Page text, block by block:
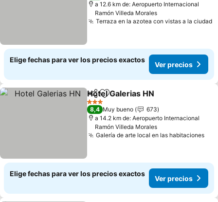
a 12.6 km de: Aeropuerto Internacional
Ramón Villeda Morales
Terraza en la azotea con vistas a la ciudad
Elige fechas para ver los precios exactos
Ver precios
CompartirAgregar a favoritos
Hotel Galerias HN
3 Estrellas
8,4 Muy bueno
673
a 14.2 km de: Aeropuerto Internacional
Ramón Villeda Morales
Galería de arte local en las habitaciones
Elige fechas para ver los precios exactos
Ver precios